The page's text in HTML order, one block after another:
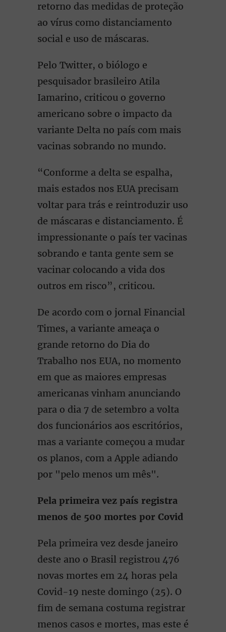
retorno das medidas de proteção
ao vírus como distanciamento
social e uso de máscaras.
Pelo Twitter, o biólogo e
pesquisador brasileiro Atila
Iamarino, criticou o governo
americano sobre o impacto da
variante Delta no país com mais
vacinas sobrando no mundo.
“Conforme a delta se espalha,
mais estados nos EUA precisam
voltar para trás e reintroduzir uso
de máscaras e distanciamento. É
impressionante o país ter vacinas
sobrando e tanta gente sem se
vacinar colocando a vida dos
outros em risco”, criticou.
De acordo com o jornal Financial
Times, a variante ameaça o
grande retorno do Dia do
Trabalho nos EUA, no momento
em que as maiores empresas
americanas vinham anunciando
para o dia 7 de setembro a volta
dos funcionários aos escritórios,
mas a variante começou a mudar
os planos, com a Apple adiando
por "pelo menos um mês".
Pela primeira vez país registra
menos de 500 mortes por Covid
Pela primeira vez desde janeiro
deste ano o Brasil registrou 476
novas mortes em 24 horas pela
Covid-19 neste domingo (25). O
fim de semana costuma registrar
menos casos e mortes, mas este é